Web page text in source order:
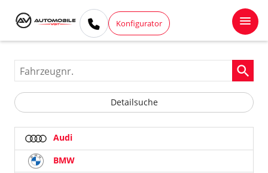
Konfigurator
Fahrzeugnr.
Detailsuche
Audi
BMW